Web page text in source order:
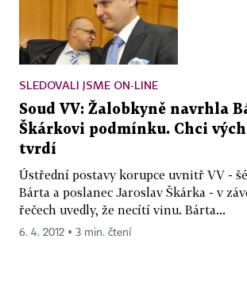
SLEDOVALI JSME ON-LINE
Soud VV: Žalobkyně navrhla
Škárkovi podmínku. Chci
tvrdí
Ústřední postavy korupce uvnitř VV -
Bárta a poslanec Jaroslav Škárka - v
řečech uvedly, že necítí vinu. Bárta...
6. 4. 2012 ▪ 3 min. čtení